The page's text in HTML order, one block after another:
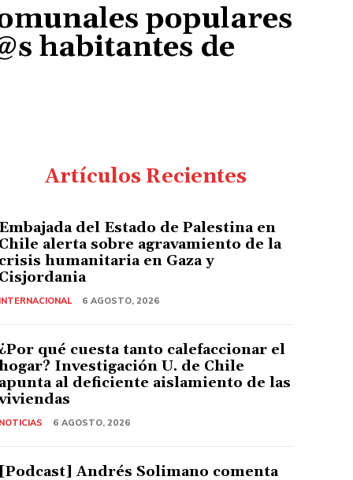
populares
habitantes de
Artículos Recientes
del Estado de Palestina en
alerta sobre agravamiento de la
humanitaria en Gaza y
6 AGOSTO, 2026
qué cuesta tanto calefaccionar el
Investigación U. de Chile
al deficiente aislamiento de las
6 AGOSTO, 2026
Andrés Solimano comenta